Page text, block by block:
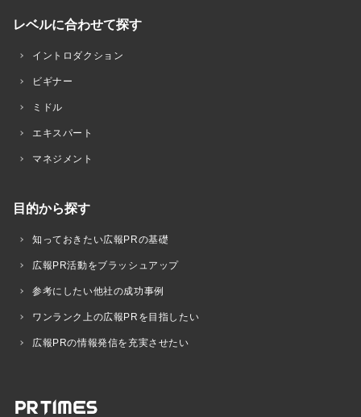
レベルに合わせて探す
イントロダクション
ビギナー
ミドル
エキスパート
マネジメント
目的から探す
知っておきたい広報PRの基礎
広報PR活動をブラッシュアップ
参考にしたい他社の成功事例
ワンランク上の広報PRを目指したい
広報PRの情報発信を充実させたい